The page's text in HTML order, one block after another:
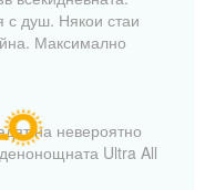
с душ. Някои стаи
Максимално
на невероятно
Ultra All